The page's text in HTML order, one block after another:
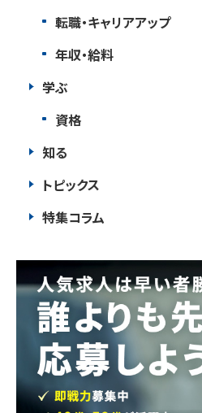
転職・キャリアアップ
年収・給料
学ぶ
資格
知る
トピックス
特集コラム